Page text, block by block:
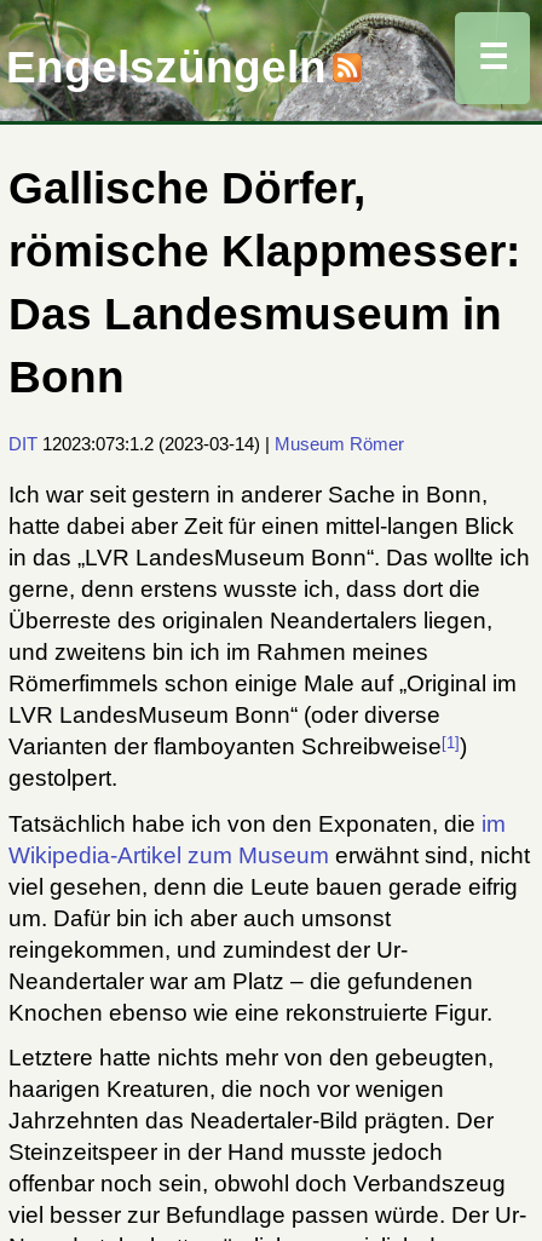
Engelszüngeln
Gallische Dörfer,
römische Klappmesser:
Das Landesmuseum in
Bonn
DIT 12023:073:1.2 (2023-03-14) | Museum Römer
Ich war seit gestern in anderer Sache in Bonn,
hatte dabei aber Zeit für einen mittel-langen Blick
in das „LVR LandesMuseum Bonn“. Das wollte ich
gerne, denn erstens wusste ich, dass dort die
Überreste des originalen Neandertalers liegen,
und zweitens bin ich im Rahmen meines
Römerfimmels schon einige Male auf „Original im
LVR LandesMuseum Bonn“ (oder diverse
Varianten der flamboyanten Schreibweise [1])
gestolpert.
Tatsächlich habe ich von den Exponaten, die im
Wikipedia-Artikel zum Museum erwähnt sind, nicht
viel gesehen, denn die Leute bauen gerade eifrig
um. Dafür bin ich aber auch umsonst
reingekommen, und zumindest der Ur-
Neandertaler war am Platz – die gefundenen
Knochen ebenso wie eine rekonstruierte Figur.
Letztere hatte nichts mehr von den gebeugten,
haarigen Kreaturen, die noch vor wenigen
Jahrzehnten das Neadertaler-Bild prägten. Der
Steinzeitspeer in der Hand musste jedoch
offenbar noch sein, obwohl doch Verbandszeug
viel besser zur Befundlage passen würde. Der Ur-
☰